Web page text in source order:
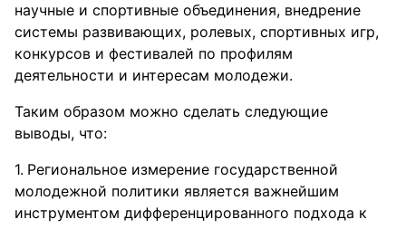
научные и спортивные объединения, внедрение
системы развивающих, ролевых, спортивных игр,
конкурсов и фестивалей по профилям
деятельности и интересам молодежи.
Таким образом можно сделать следующие
выводы, что:
Региональное измерение государственной
молодежной политики является важнейшим
инструментом дифференцированного подхода к